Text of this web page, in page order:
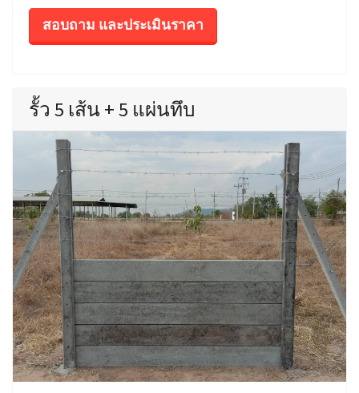
สอบถาม และประเมินราคา
รั้ว 5 เส้น + 5 แผ่นทึบ